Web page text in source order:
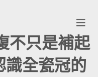
不只是補起
全瓷冠的